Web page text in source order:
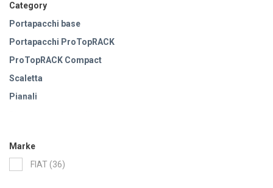
Category
Portapacchi base
Portapacchi ProTopRACK
ProTopRACK Compact
Scaletta
Pianali
Marke
FIAT 36items